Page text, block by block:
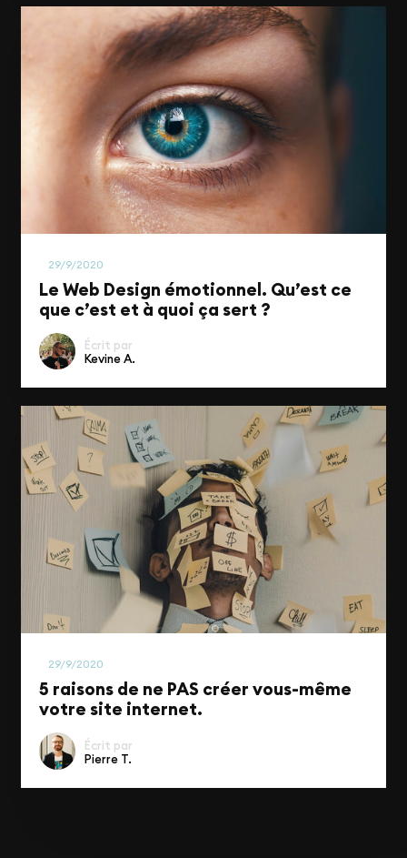
29/9/2020
Le Web Design émotionnel. Qu’est ce
que c’est et à quoi ça sert ?
Écrit par
Kevine A.
29/9/2020
5 raisons de ne PAS créer vous-même
votre site internet.
Écrit par
Pierre T.